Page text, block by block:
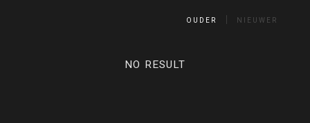
OUDER NIEUWER
NO RESULT